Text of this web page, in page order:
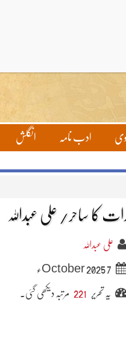
ادب نامہ انگلش
کا ساحر/ علی عبداللہ
علی عبداللہ
7 October 2025ء
یہ تحریر 221 مرتبہ دیکھی گئی۔